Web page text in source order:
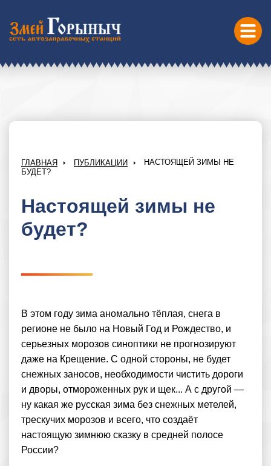
ГЛАВНАЯ ПУБЛИКАЦИИ
НАСТОЯЩЕЙ ЗИМЫ НЕ
БУДЕТ?
Настоящей зимы не
будет?
В этом году зима аномально тёплая, снега в
регионе не было на Новый Год и Рождество, и
серьезных морозов синоптики не прогнозируют
даже на Крещение. С одной стороны, не будет
снежных заносов, необходимости чистить дороги
и дворы, отмороженных рук и щек... А с другой —
ну какая же русская зима без снежных метелей,
трескучих морозов и всего, что создаёт
настоящую зимнюю сказку в средней полосе
России?